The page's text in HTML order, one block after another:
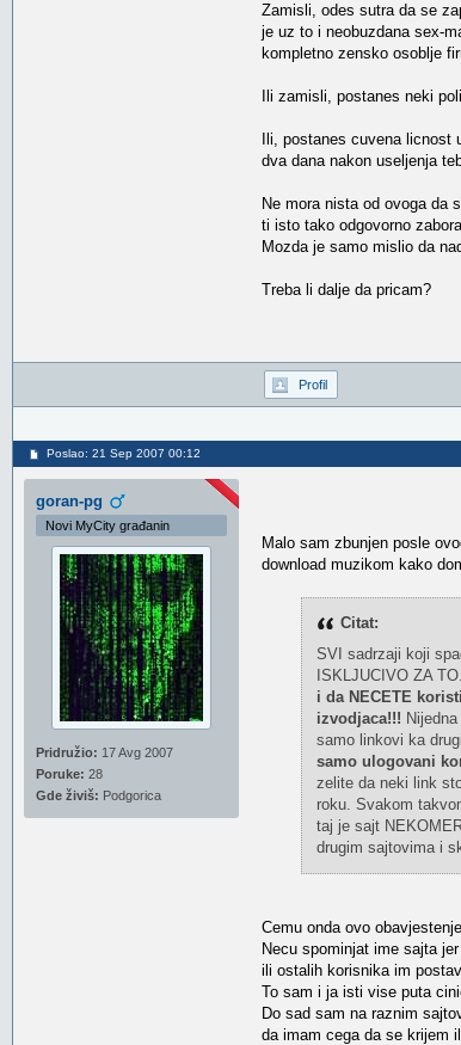
Zamisli, odes sutra da se
je uz to i neobuzdana sex-
kompletno zensko osoblje
Ili zamisli, postanes neki
Ili, postanes cuvena
dva dana nakon useljenja
Ne mora nista od ovoga da
ti isto tako odgovorno
Mozda je samo mislio da
Treba li dalje da pricam?
Profil
Poslao: 21 Sep 2007 00:12
goran-pg
Novi MyCity građanin
Pridružio: 17 Avg 2007
Poruke: 28
Gde živiš: Podgorica
Malo sam zbunjen posle
download muzikom kako
Citat:
SVI sadrzaji koji
ISKLJUCIVO ZA TO.
i da NECETE
izvodjaca!!!
samo linkovi ka
samo ulogovani
zelite da neki link
roku. Svakom
taj je sajt
drugim sajtovima i
Cemu onda ovo
Necu spominjat ime sajta
ili ostalih korisnika im
To sam i ja isti vise puta
Do sad sam na raznim
da imam cega da se krijem